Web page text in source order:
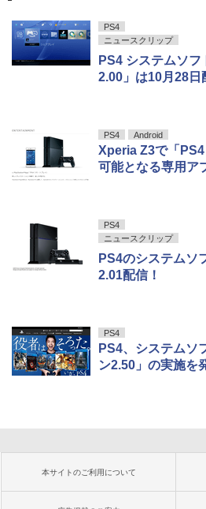
PS4
ニュースクリップ
PS4 システムソ
2.00」は10月28日
PS4 Android
Xperia Z3で「
可能となる専用ア
PS4
ニュースクリップ
PS4のシステムソ
2.01配信！
PS4
PS4、システムソ
ン2.50」の実施を
本サイトのご利用について